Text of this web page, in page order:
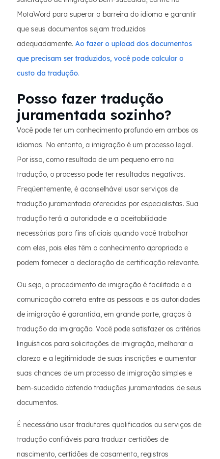
MotaWord para superar a barreira do idioma e garantir
que seus documentos sejam traduzidos
adequadamente. Ao fazer o upload dos documentos
que precisam ser traduzidos, você pode calcular o
custo da tradução.
Posso fazer tradução
juramentada sozinho?
Você pode ter um conhecimento profundo em ambos os
idiomas. No entanto, a imigração é um processo legal.
Por isso, como resultado de um pequeno erro na
tradução, o processo pode ter resultados negativos.
Freqüentemente, é aconselhável usar serviços de
tradução juramentada oferecidos por especialistas. Sua
tradução terá a autoridade e a aceitabilidade
necessárias para fins oficiais quando você trabalhar
com eles, pois eles têm o conhecimento apropriado e
podem fornecer a declaração de certificação relevante.
Ou seja, o procedimento de imigração é facilitado e a
comunicação correta entre as pessoas e as autoridades
de imigração é garantida, em grande parte, graças à
tradução da imigração. Você pode satisfazer os critérios
linguísticos para solicitações de imigração, melhorar a
clareza e a legitimidade de suas inscrições e aumentar
suas chances de um processo de imigração simples e
bem-sucedido obtendo traduções juramentadas de seus
documentos.
É necessário usar tradutores qualificados ou serviços de
tradução confiáveis para traduzir certidões de
nascimento, certidões de casamento, registros